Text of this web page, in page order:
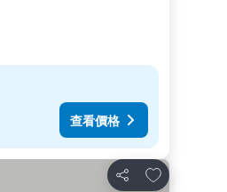
查看價格
分享
放到收藏夾